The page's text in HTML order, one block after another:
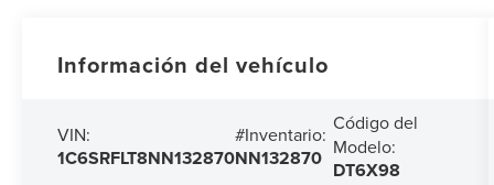
Información del vehículo
VIN:
1C6SRFLT8NN132870
#Inventario:
NN132870
Código del
Modelo:
DT6X98